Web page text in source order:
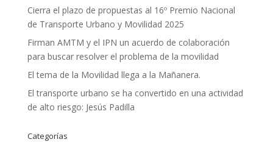
Cierra el plazo de propuestas al 16º Premio Nacional
de Transporte Urbano y Movilidad 2025
Firman AMTM y el IPN un acuerdo de colaboración
para buscar resolver el problema de la movilidad
El tema de la Movilidad llega a la Mañanera.
El transporte urbano se ha convertido en una actividad
de alto riesgo: Jesús Padilla
Categorías